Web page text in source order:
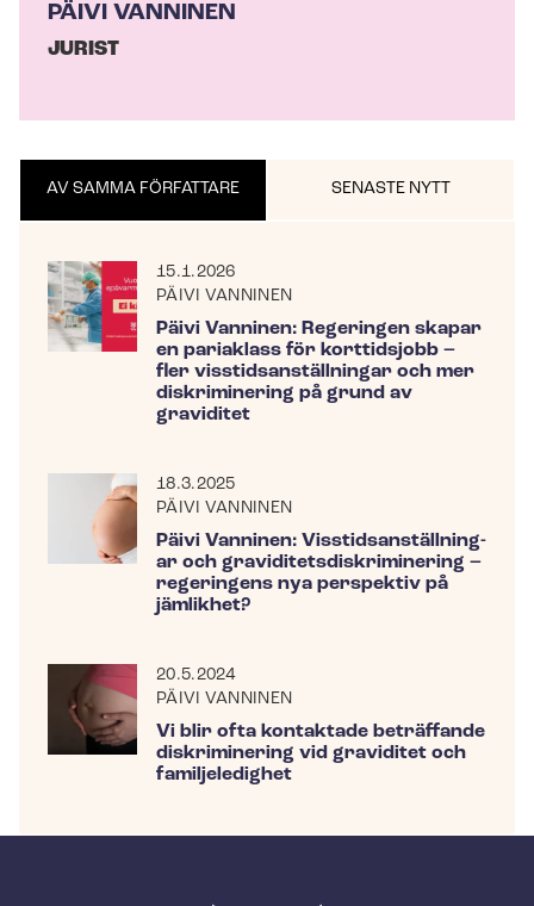
PÄIVI VANNINEN
JURIST
AV SAMMA FÖRFATTARE SENASTE NYTT
15.1.2026
PÄIVI VANNINEN
Päivi Vanninen: Regeringen skapar
en pariaklass för korttidsjobb –
fler viss­tids­an­ställ­ning­ar och mer
diskriminering på grund av
graviditet
18.3.2025
PÄIVI VANNINEN
Päivi Vanninen: Viss­tids­an­ställ­ning­
ar och gra­vi­di­tets­dis­kri­mi­ne­ring –
regeringens nya perspektiv på
jämlikhet?
20.5.2024
PÄIVI VANNINEN
Vi blir ofta kontaktade beträffande
diskriminering vid graviditet och
familjeledighet